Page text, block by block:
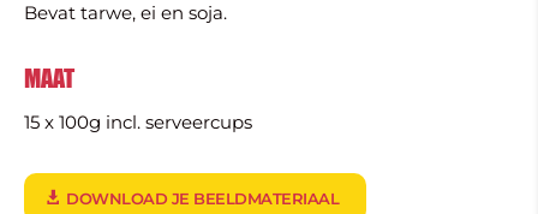
Bevat tarwe, ei en soja.
MAAT
15 x 100g incl. serveercups
DOWNLOAD JE BEELDMATERIAAL